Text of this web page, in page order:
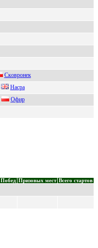
Скoвpoнек
Насpа
Oфиp
Побед Призовых мест Всего стартов